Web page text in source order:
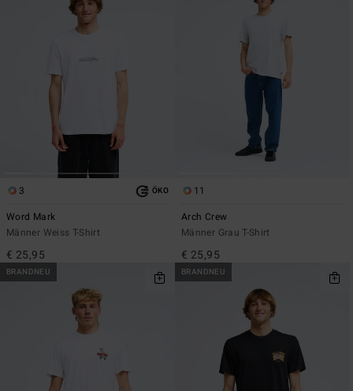
3 ÖKO
Word Mark
Männer Weiss T-Shirt
€ 25,95
11
Arch Crew
Männer Grau T-Shirt
€ 25,95
BRANDNEU BRANDNEU